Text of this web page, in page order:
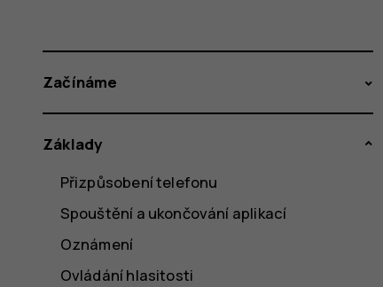
Začínáme
Základy
Přizpůsobení telefonu
Spouštění a ukončování aplikací
Oznámení
Ovládání hlasitosti